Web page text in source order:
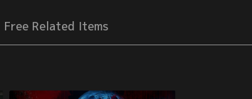
Free Related Items